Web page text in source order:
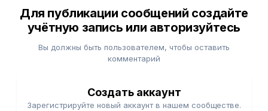
Для публикации сообщений создайте
учётную запись или авторизуйтесь
Вы должны быть пользователем, чтобы оставить
комментарий
Создать аккаунт
Зарегистрируйте новый аккаунт в нашем сообществе.